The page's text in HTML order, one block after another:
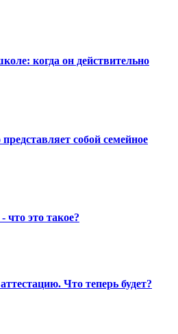
когда он действительно
собой семейное
что это такое?
Что теперь будет?